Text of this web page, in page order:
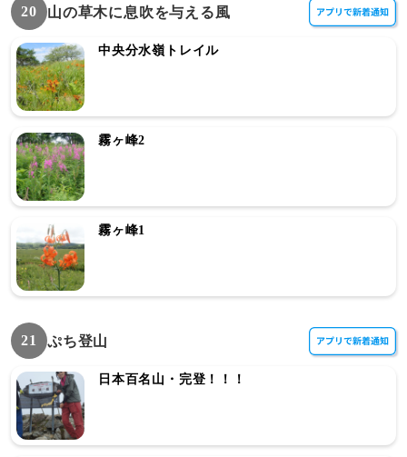
20 山の草木に息吹を与える風
中央分水嶺トレイル
霧ヶ峰2
霧ヶ峰1
21 ぷち登山
日本百名山・完登！！！